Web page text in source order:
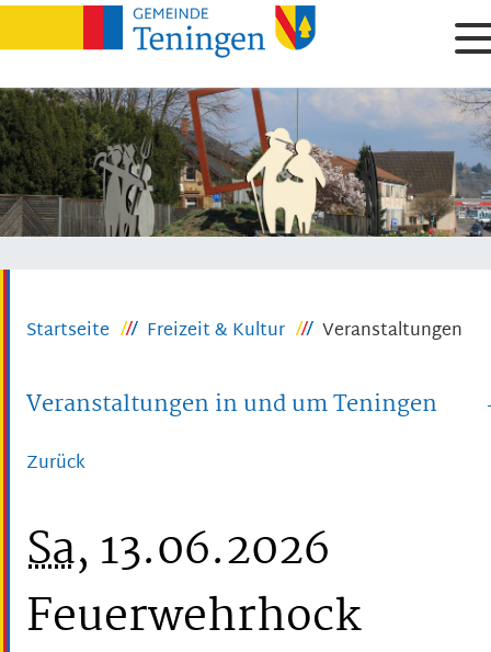
Startseite Freizeit & Kultur Veranstaltungen
Veranstaltungen in und um Teningen
Zurück
Sa, 13.06.2026
Feuerwehrhock